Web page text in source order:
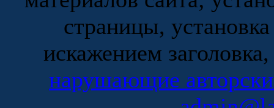
страницы,
искажением
нарушающие